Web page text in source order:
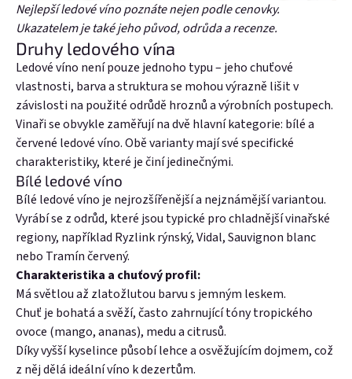
Nejlepší ledové víno poznáte nejen podle cenovky.
Ukazatelem je také jeho původ, odrůda a recenze.
Druhy ledového vína
Ledové víno není pouze jednoho typu – jeho chuťové
vlastnosti, barva a struktura se mohou výrazně lišit v
závislosti na použité odrůdě hroznů a výrobních postupech.
Vinaři se obvykle zaměřují na dvě hlavní kategorie: bílé a
červené ledové víno. Obě varianty mají své specifické
charakteristiky, které je činí jedinečnými.
Bílé ledové víno
Bílé ledové víno je nejrozšířenější a nejznámější variantou.
Vyrábí se z odrůd, které jsou typické pro chladnější vinařské
regiony, například Ryzlink rýnský, Vidal, Sauvignon blanc
nebo Tramín červený.
Charakteristika a chuťový profil:
Má světlou až zlatožlutou barvu s jemným leskem.
Chuť je bohatá a svěží, často zahrnující tóny tropického
ovoce (mango, ananas), medu a citrusů.
Díky vyšší kyselince působí lehce a osvěžujícím dojmem, což
z něj dělá ideální víno k dezertům.